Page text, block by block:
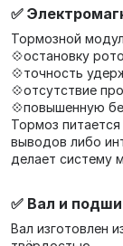
✅
Тормозной
💠остановку
💠точность
💠отсутствие
💠повышенную
Тормоз
выводов либо
делает систему
✅ Вал и
Вал изготовлен